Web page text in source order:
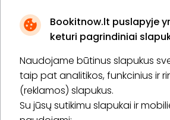
Bookitnow.lt puslapyje
keturi pagrindiniai
Naudojame būtinus slapukus
taip pat analitikos, funkcinius ir
(reklamos) slapukus.
Su jūsų sutikimu slapukai ir
* Susipažinau su privatumo
Prenumeruoti